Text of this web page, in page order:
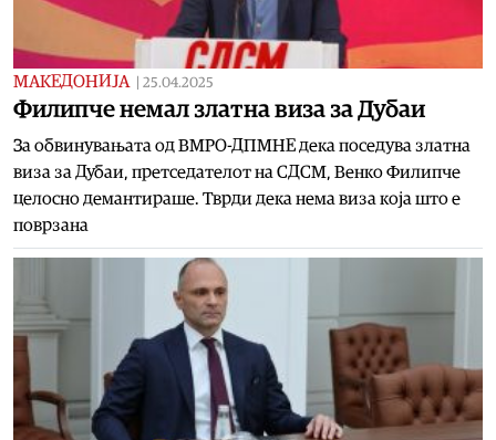
МАКЕДОНИЈА 25.04.2025
Филипче немал златна виза за Дубаи
За обвинувањата од ВМРО-ДПМНЕ дека поседува златна
виза за Дубаи, претседателот на СДСМ, Венко Филипче
целосно демантираше. Тврди дека нема виза која што е
поврзана